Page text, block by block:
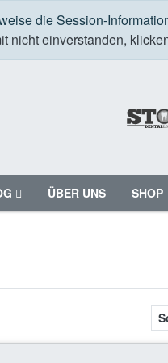
die Session-
nicht einverstanden,
ÜBER UNS SHOP